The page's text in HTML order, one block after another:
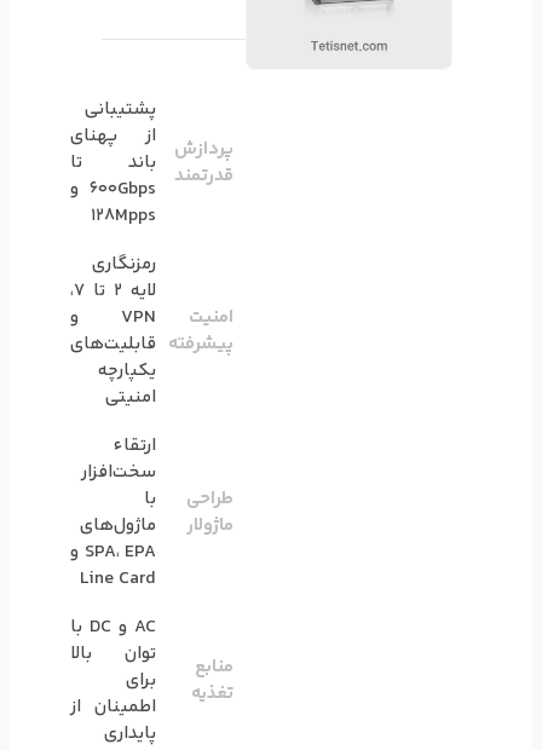
پردازش
قدرتمند
پشتیبانی
از پهنای
باند تا
600Gbps و
128Mpps
امنیت
پیشرفته
رمزنگاری
لایه 2 تا 7،
VPN و
قابلیت‌های
یکپارچه
امنیتی
طراحی
ماژولار
ارتقاء
سخت‌افزار
با
ماژول‌های
SPA، EPA و
Line Card
منابع
تغذیه
AC و DC با
توان بالا
برای
اطمینان از
پایداری